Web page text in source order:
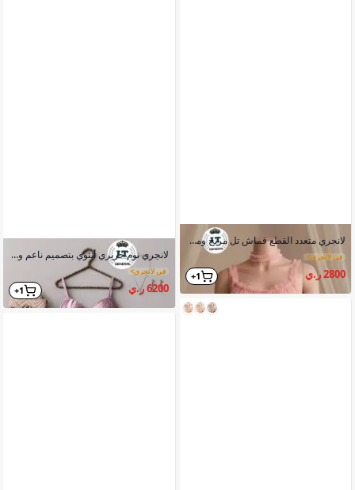
لانجري متعدد القطع قماش تل مريح ومطاط للنساء
في لانجري>
2800 ر.ي 1+
لانجري نوم حريري أنثوي بتصميم ناعم وانسيابي مع قطعة تل شفاف مطرزة بالدانتيل
في لانجري>
6200 ر.ي 1+